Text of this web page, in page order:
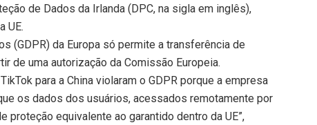
de Dados da Irlanda (DPC, na sigla em inglês),
UE.
(GDPR) da Europa só permite a transferência de
de uma autorização da Comissão Europeia.
para a China violaram o GDPR porque a empresa
os dados dos usuários, acessados remotamente por
proteção equivalente ao garantido dentro da UE”,